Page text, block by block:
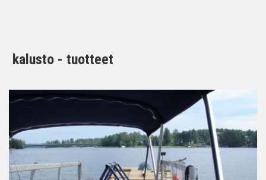
kalusto - tuotteet